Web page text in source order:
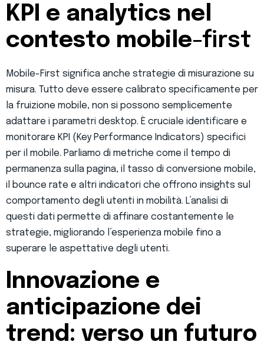
KPI e analytics nel
contesto mobile-first
Mobile-First significa anche strategie di misurazione su
misura. Tutto deve essere calibrato specificamente per
la fruizione mobile, non si possono semplicemente
adattare i parametri desktop. È cruciale identificare e
monitorare KPI (Key Performance Indicators) specifici
per il mobile. Parliamo di metriche come il tempo di
permanenza sulla pagina, il tasso di conversione mobile,
il bounce rate e altri indicatori che offrono insights sul
comportamento degli utenti in mobilità. L’analisi di
questi dati permette di affinare costantemente le
strategie, migliorando l’esperienza mobile fino a
superare le aspettative degli utenti.
Innovazione e
anticipazione dei
trend: verso un futuro